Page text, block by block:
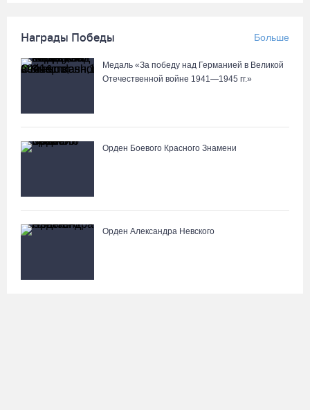
Награды Победы Больше
Медаль «За победу над Германией в Великой
Отечественной войне 1941—1945 гг.»
Орден Боевого Красного Знамени
Орден Александра Невского